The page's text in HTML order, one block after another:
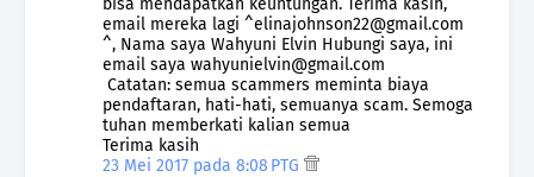
email mereka lagi ^elinajohnson22@gmail.com
^, Nama saya Wahyuni ​​Elvin Hubungi saya, ini
email saya wahyunielvin@gmail.com
Catatan: semua scammers meminta biaya
pendaftaran, hati-hati, semuanya scam. Semoga
tuhan memberkati kalian semua
Terima kasih
23 Mei 2017 pada 8:08 PTG